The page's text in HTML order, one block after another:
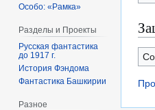
Особо: «Рамка»
Разделы и Проекты
Русская фантастика
до 1917 г.
История Фэндома
Фантастика Башкирии
Разное